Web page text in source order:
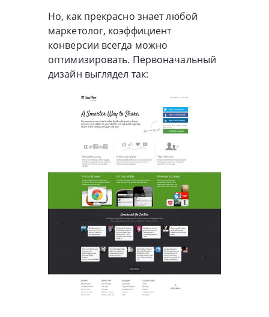
Но, как прекрасно знает любой
маркетолог, коэффициент
конверсии всегда можно
оптимизировать. Первоначальный
дизайн выглядел так: